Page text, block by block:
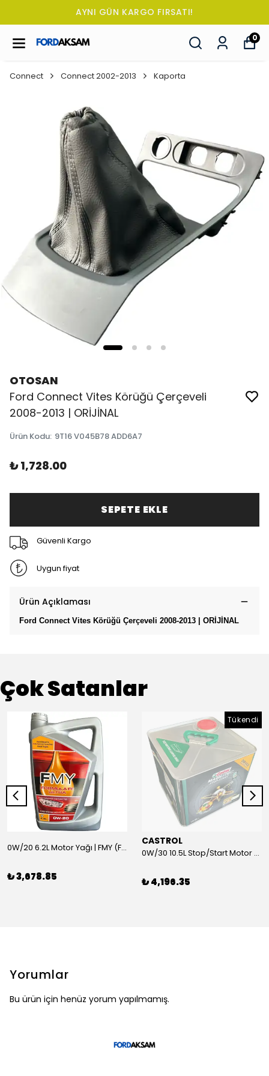
TÜM SİPARİŞLERDE OTO KOKUSU
0
Connect Connect 2002-2013 Kaporta
OTOSAN
Ford Connect Vites Körüğü Çerçeveli
2008-2013 | ORİJİNAL
Ürün Kodu: 9T16 V045B78 ADD6A7
₺ 1,728.00
SEPETE EKLE
Güvenli Kargo
Uygun fiyat
Ürün Açıklaması
Ford Connect Vites Körüğü Çerçeveli 2008-2013 | ORİJİNAL
Çok Satanlar
0W/20 6.2L Motor Yağı | FMY (Ford Motor Yağları)
₺ 3,678.85
Tükendi
CASTROL
0W/30 10.5L Stop/Start Motor Yağı | CASTROL
₺ 4,196.35
Yorumlar
Bu ürün için henüz yorum yapılmamış.